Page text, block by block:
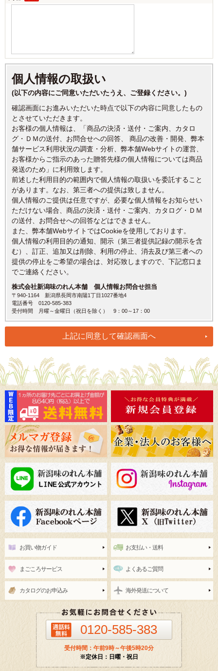
個人情報の取扱い
(以下の内容にご同意いただいたうえ、ご登録ください。)
確認画面にお進みいただいた時点で以下の内容に同意したもの
とさせていただきます。
お客様の個人情報は、「商品の決済・送付・ご案内、カタロ
グ・ＤＭの送付、お問合せへの回答、 商品の改善・開発、弊本
舗サービス利用状況の調査・分析、弊本舗Webサイトの運営、
お客様からご指示のあった贈答先様の個人情報については商品
発送のため」に利用致します。
前述した利用目的の範囲内で個人情報の取扱いを委託すること
があります。なお、第三者への提供は致しません。
個人情報のご提供は任意ですが、必要な個人情報をお知らせい
ただけない場合、商品の決済・送付・ご案内、カタログ・ＤＭ
の送付、お問合せへの回答などはできません。
また、弊本舗WebサイトではCookieを使用しております。
個人情報の利用目的の通知、開示（第三者提供記録の開示を含
む）、訂正、追加又は削除、利用の停止、消去及び第三者への
提供の停止をご希望の場合は、対応致しますので、下記窓口ま
でご連絡ください。
株式会社新潟味のれん本舗 個人情報お問合せ担当
〒940-1164 新潟県長岡市南陽1丁目1027番地4
電話番号 0120-585-383
受付時間 月曜～金曜日（祝日を除く） 9：00～17：00
お買い物ガイド お支払い・送料
まごころサービス よくあるご質問
カタログのお申込み 海外発送について
0120-585-383
受付時間：午前9時～午後5時20分
※定休日：日曜・祝日